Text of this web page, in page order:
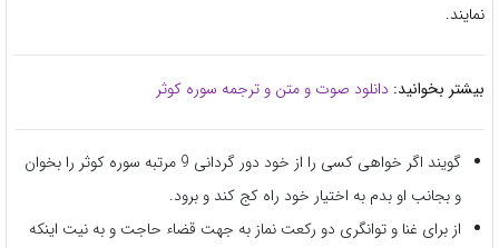
نمایند.
بیشتر بخوانید: دانلود صوت و متن و ترجمه سوره کوثر
گویند اگر خواهی کسی را از خود دور گردانی 9 مرتبه سوره کوثر را بخوان
و بجانب او بدم به اختیار خود راه کج کند و برود.
از برای غنا و توانگری دو رکعت نماز به جهت قضاء حاجت و به نیت اینکه